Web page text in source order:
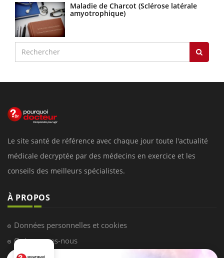
Maladie de Charcot (Sclérose latérale
amyotrophique)
Le site santé de référence avec chaque jour toute l'actualité
médicale decryptée par des médecins en exercice et les
conseils des meilleurs spécialistes.
À PROPOS
Données personnelles et cookies
Qui sommes-nous
Conditions d'utilisation